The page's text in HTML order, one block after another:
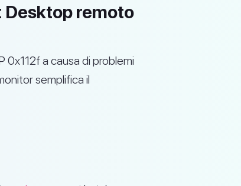
remoto
0x112f a causa di problemi
semplifica il